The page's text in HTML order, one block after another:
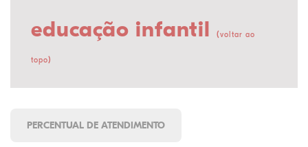
educação infantil (voltar ao
topo)
PERCENTUAL DE ATENDIMENTO